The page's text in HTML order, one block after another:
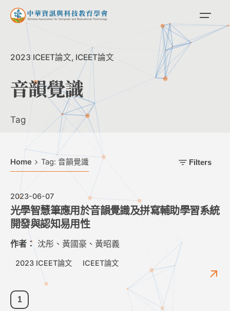
Skip
content
2023 ICEET論文 ICEET論文
音韻覺識
Tag
Home Tag: 音韻覺識 Filters
2023-06-07
光學智慧筆應用於音韻覺識及拼寫輔助學習系統
開發與認知易用性
作者： 沈彤、黃國豪、黃昭義
2023 ICEET論文 ICEET論文
1